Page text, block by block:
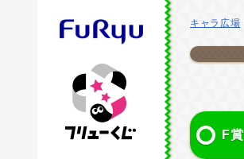
キャラ広場
F賞